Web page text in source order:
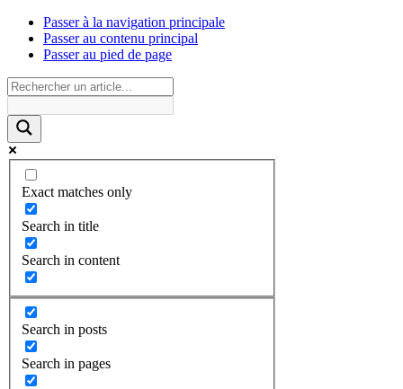
Passer à la navigation principale
Passer au contenu principal
Passer au pied de page
Exact matches only
Search in title
Search in content
Search in posts
Search in pages